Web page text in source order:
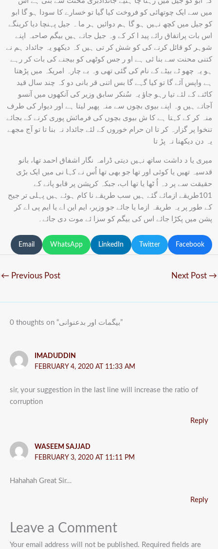
میں سے ایک چوتھائی کو فروخت کیا گیا تو خسارے کا سودا ہو گا ابو
کو جیل میں کچھ نہیں ہو گا ہم دوائیں ہر ما ہ جیل پہنچا دیا کرینگے
اس بات پراتفاق رائے پید ا کر کے وہ جیل جاتے ہیں بیگم صاحبہ اپنے
شوہر کو قائل کرنے کی کو شش کر تی ہیں کہ دیکھو یہ جائداد ہم نے
کتنی محنت سے بنا ئی ہے او ر جس کوٹھی کو بیجنے کی بات کر رہے
ہو یہ چھو ٹے بیٹے کے نام کی گئی تھی وہ بے چارہ امریکہ میں پڑھتا
ہے واپس آئے گا تو کیا گہے گا بس اتنی قر بانی دو کہ چند سال قید
کاٹنے کے لئے تیا رہو جاؤ یہ سُنکر سابق وزیر کی آنکھوں میں آنسو
آجاتے ہیں وہ اپنے بیوی بچوں سے منہ پھیر لیتا ہے اور دیوار کی طرف
منہ کر کے کہتا ہے کا ش بیوی بچوں کی فرمائش پوری کرنے کے بجائے
تنخوا پر گزارہ کر تا ان حرام خوروں کے لئے جائداد نہ بنا تا تو آج مجھے
یہ دن دیکھنا نہ پڑ تا
میری یا د داشت ساتھ نہیں دیتی ڈرامہ نگار اشفاق احمد تھا، بانو
قدسیہ تھیں یا کوئی اور تھا جو بھی تھا اُس نے کہا نی میں ایک بڑی
حقیقت سے پر دہ اُ ٹھا یا تھا اب، جبکہ کرپشن پر قابو پانے کے
101طریقے ازمائے گئے ہیں سب طریقے نا کام ہوئے ہیں پہلی تر جیح
کے طور پر یہ طریقہ ازما یا جائے جو وزیر، ایم این اے یا ایم پی اے کر
پشن میں پکڑا جائے اس کی بیگم کو سزا ئے موت دی جائے۔
Facebook
Twitter
LinkedIn
WhatsApp
Email
← Previous Post Next Post →
0 thoughts on “بیگمات اور بدعنوانی”
IMADUDDIN
FEBRUARY 4, 2020 AT 11:33 AM
sir, your suggestion in the last line will increase the ratio of
corruption
Reply
WASEEM SAJJAD
FEBRUARY 3, 2020 AT 11:11 PM
Hahahah Great Sir…
Reply
Leave a Comment
Your email address will not be published. Required fields are